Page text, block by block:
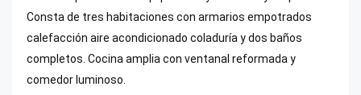
Consta de tres habitaciones con armarios empotrados
calefacción aire acondicionado coladuría y dos baños
completos. Cocina amplia con ventanal reformada y
comedor luminoso.